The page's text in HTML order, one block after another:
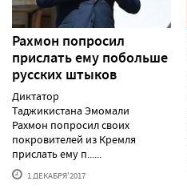
Рахмон попросил
прислать ему побольше
русских штыков
Диктатор
Таджикистана Эмомали
Рахмон попросил своих
покровителей из Кремля
прислать ему п......
1 ДЕКАБРЯ'2017